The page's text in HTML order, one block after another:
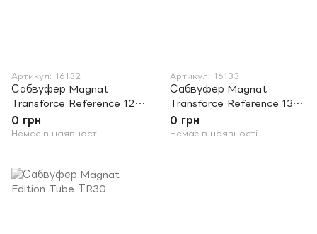
Артикул: 16132
Сабвуфер Magnat
Transforce Reference 125
BP
0 грн
Немає в наявності
Артикул: 16133
Сабвуфер Magnat
Transforce Reference 130
BP
0 грн
Немає в наявності